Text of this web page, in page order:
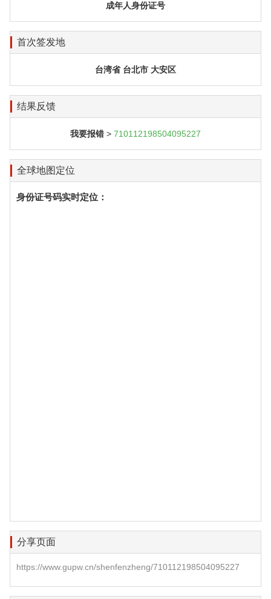
成年人身份证号
首次签发地
台湾省 台北市 大安区
结果反馈
我要报错 > 710112198504095227
全球地图定位
身份证号码实时定位：
分享页面
https://www.gupw.cn/shenfenzheng/710112198504095227